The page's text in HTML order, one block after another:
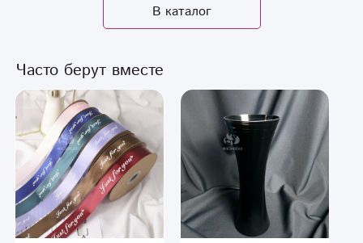
В каталог
Часто берут вместе